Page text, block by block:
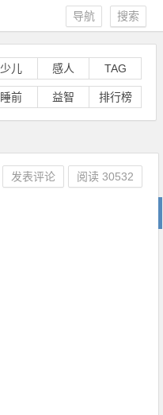
搜索
导航
少儿 感人 TAG
睡前 益智 排行榜
发表评论 阅读30532